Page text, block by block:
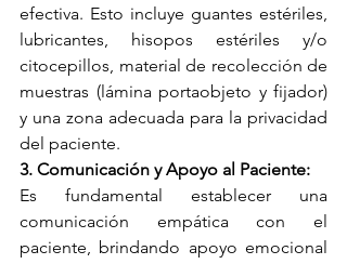
efectiva. Esto incluye guantes estériles,
lubricantes, hisopos estériles y/o
citocepillos, material de recolección de
muestras (lámina portaobjeto y fijador)
y una zona adecuada para la privacidad
del paciente.
3. Comunicación y Apoyo al Paciente:
Es fundamental establecer una
comunicación empática con el
paciente, brindando apoyo emocional